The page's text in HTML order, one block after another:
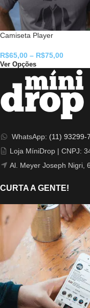
Camiseta Player
R$65,00 – R$75,00
Ver Opções
WhatsApp: (11) 93299-
Loja MíniDrop | CNPJ:
Al. Meyer Joseph Nigri,
CURTA A GENTE!